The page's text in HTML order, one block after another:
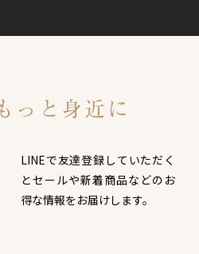
っと身近に
LINEで友達登録していただく
とセールや新着商品などのお
得な情報をお届けします。